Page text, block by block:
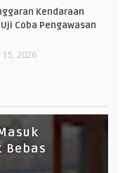
Kendaraan
Coba Pengawasan
15, 2026
Bebas